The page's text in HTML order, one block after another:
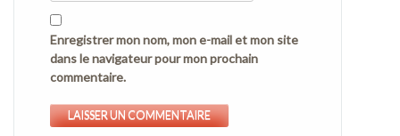
Enregistrer mon nom, mon e-mail et mon site
dans le navigateur pour mon prochain
commentaire.